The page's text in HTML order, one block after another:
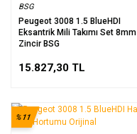
BSG
Peugeot 3008 1.5 BlueHDI
Eksantrik Mili Takımı Set 8mm
Zincir BSG
15.827,30 TL
%11